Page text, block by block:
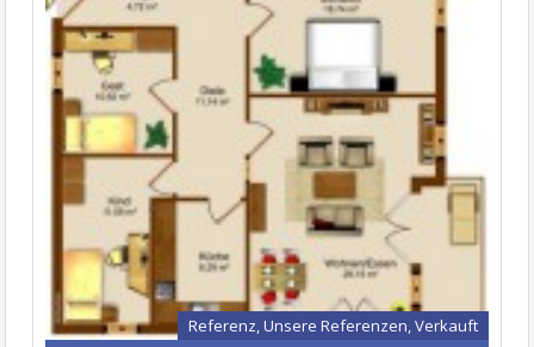
Referenz, Unsere Referenzen, Verkauft